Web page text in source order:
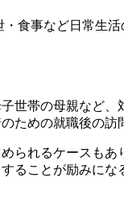
食事など日常生
世帯の母親など
ための就職後の訪
られるケースも
ることが励みにな